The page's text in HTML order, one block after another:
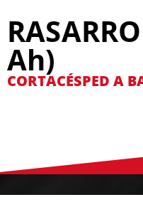
Ah)
CORTACÉSPED A